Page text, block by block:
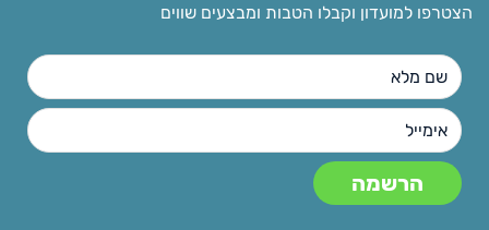
הצטרפו למועדון וקבלו הטבות ומבצעים שווים